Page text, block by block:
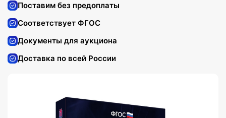
Поставим без предоплаты
Соответствует ФГОС
Документы для аукциона
Доставка по всей России